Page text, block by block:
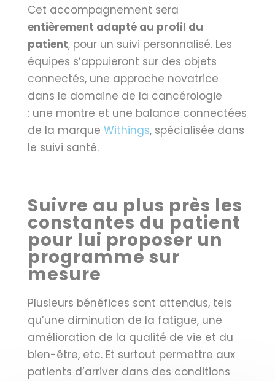
Cet accompagnement sera
entièrement adapté au profil du
patient, pour un suivi personnalisé. Les
équipes s’appuieront sur des objets
connectés, une approche novatrice
dans le domaine de la cancérologie
: une montre et une balance connectées
de la marque Withings, spécialisée dans
le suivi santé.
Suivre au plus près les
constantes du patient
pour lui proposer un
programme sur
mesure
Plusieurs bénéfices sont attendus, tels
qu’une diminution de la fatigue, une
amélioration de la qualité de vie et du
bien-être, etc. Et surtout permettre aux
patients d’arriver dans des conditions